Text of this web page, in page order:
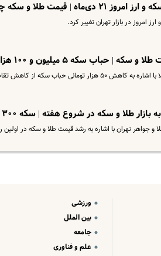
| قیمت طلا و سکه چقدر گران شدند؟
امروز در بازار تهران تغییر کرد.
و ۱۰۰ هزار تومان شد | افزایش رکود بازار طلا در آستانه شب یلدا
از کاهش تقاضای طلا و سکه در روزهای اخیر خبر داد و گفت: حباب…
طلا و سکه در شروع هفته | سکه ۳۰۰ هزار تومان گران شد
و جواهر تهران با اشاره به رشد قیمت طلا و سکه در
ورزشی
بین الملل
جامعه
علم و فناوری